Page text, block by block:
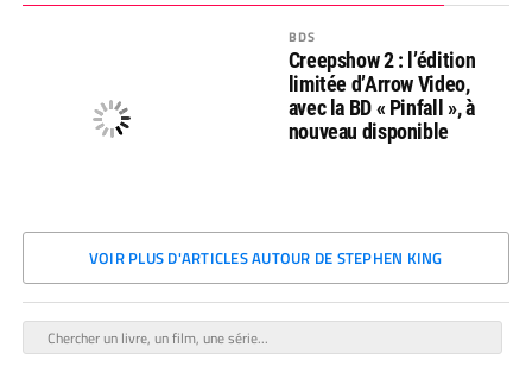
BDS
Creepshow 2 : l’édition
limitée d’Arrow Video,
avec la BD « Pinfall », à
nouveau disponible
VOIR PLUS D'ARTICLES AUTOUR DE STEPHEN KING